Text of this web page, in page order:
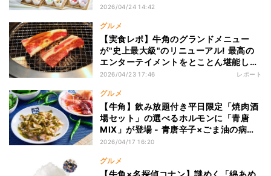
2026/04/24 14:42
グルメ
【実食レポ】牛角のグランドメニュー
が"史上最大級"のリニューアル! 最高の
エンターテイメントをとことん堪能して
きた
2026/04/23 17:46 レポート
グルメ
【牛角】飲み放題付き平日限定「焼肉酒
場セット」の選べるホルモンに「青唐
MIX」が登場 - 青唐辛子×ごま油の病み
つき感ある味わい
2026/04/17 16:20
グルメ